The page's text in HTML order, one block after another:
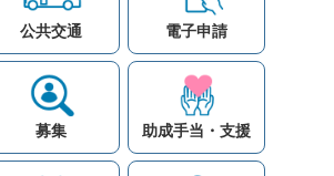
公共交通 電子申請
募集 助成手当・支援